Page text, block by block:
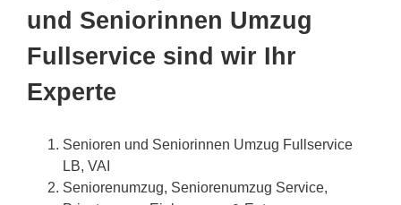
und Seniorinnen Umzug
Fullservice sind wir Ihr
Experte
Senioren und Seniorinnen Umzug Fullservice
LB, VAI
Seniorenumzug, Seniorenumzug Service,